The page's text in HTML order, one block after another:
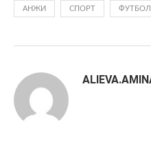
АНЖИ СПОРТ ФУТБОЛ